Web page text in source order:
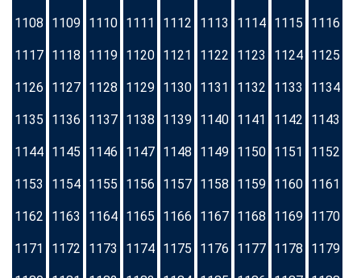
1108 1109 1110 1111 1112 1113 1114 1115 1116
1117 1118 1119 1120 1121 1122 1123 1124 1125
1126 1127 1128 1129 1130 1131 1132 1133 1134
1135 1136 1137 1138 1139 1140 1141 1142 1143
1144 1145 1146 1147 1148 1149 1150 1151 1152
1153 1154 1155 1156 1157 1158 1159 1160 1161
1162 1163 1164 1165 1166 1167 1168 1169 1170
1171 1172 1173 1174 1175 1176 1177 1178 1179